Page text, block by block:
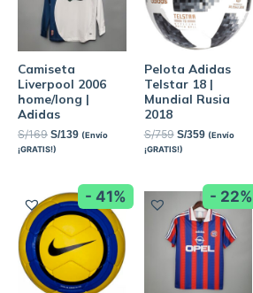
Camiseta
Liverpool 2006
home/long |
Adidas
S/169 S/139 (Envío
¡GRATIS!)
Pelota Adidas
Telstar 18 |
Mundial Rusia
2018
S/759 S/359 (Envío
¡GRATIS!)
- 41% - 22%